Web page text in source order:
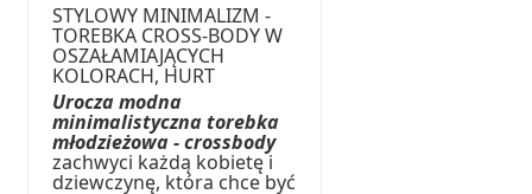
STYLOWY MINIMALIZM -
TOREBKA CROSS-BODY W
OSZAŁAMIAJĄCYCH
KOLORACH, HURT
Urocza modna
minimalistyczna torebka
młodzieżowa - crossbody
zachwyci każdą kobietę i
dziewczynę, która chce być